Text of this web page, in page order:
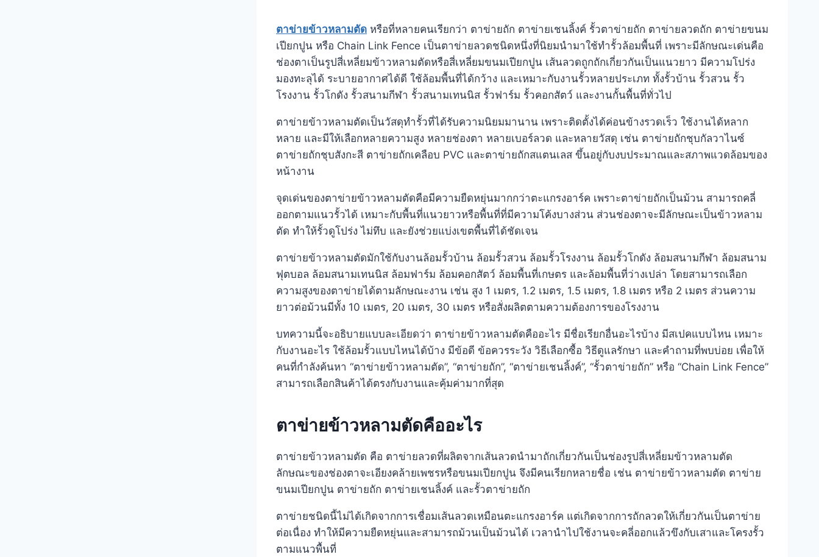
ตาข่ายข้าวหลามตัด หรือที่หลายคนเรียกว่า ตาข่ายถัก ตาข่ายเชนลิ้งค์ รั้วตาข่ายถัก ตาข่ายลวดถัก ตาข่ายขนม
เปียกปูน หรือ Chain Link Fence เป็นตาข่ายลวดชนิดหนึ่งที่นิยมนำมาใช้ทำรั้วล้อมพื้นที่ เพราะมีลักษณะเด่นคือ
ช่องตาเป็นรูปสี่เหลี่ยมข้าวหลามตัดหรือสี่เหลี่ยมขนมเปียกปูน เส้นลวดถูกถักเกี่ยวกันเป็นแนวยาว มีความโปร่ง
มองทะลุได้ ระบายอากาศได้ดี ใช้ล้อมพื้นที่ได้กว้าง และเหมาะกับงานรั้วหลายประเภท ทั้งรั้วบ้าน รั้วสวน รั้ว
โรงงาน รั้วโกดัง รั้วสนามกีฬา รั้วสนามเทนนิส รั้วฟาร์ม รั้วคอกสัตว์ และงานกั้นพื้นที่ทั่วไป
ตาข่ายข้าวหลามตัดเป็นวัสดุทำรั้วที่ได้รับความนิยมมานาน เพราะติดตั้งได้ค่อนข้างรวดเร็ว ใช้งานได้หลาก
หลาย และมีให้เลือกหลายความสูง หลายช่องตา หลายเบอร์ลวด และหลายวัสดุ เช่น ตาข่ายถักชุบกัลวาไนซ์
ตาข่ายถักชุบสังกะสี ตาข่ายถักเคลือบ PVC และตาข่ายถักสแตนเลส ขึ้นอยู่กับงบประมาณและสภาพแวดล้อมของ
หน้างาน
จุดเด่นของตาข่ายข้าวหลามตัดคือมีความยืดหยุ่นมากกว่าตะแกรงอาร์ค เพราะตาข่ายถักเป็นม้วน สามารถคลี่
ออกตามแนวรั้วได้ เหมาะกับพื้นที่แนวยาวหรือพื้นที่ที่มีความโค้งบางส่วน ส่วนช่องตาจะมีลักษณะเป็นข้าวหลาม
ตัด ทำให้รั้วดูโปร่ง ไม่ทึบ และยังช่วยแบ่งเขตพื้นที่ได้ชัดเจน
ตาข่ายข้าวหลามตัดมักใช้กับงานล้อมรั้วบ้าน ล้อมรั้วสวน ล้อมรั้วโรงงาน ล้อมรั้วโกดัง ล้อมสนามกีฬา ล้อมสนาม
ฟุตบอล ล้อมสนามเทนนิส ล้อมฟาร์ม ล้อมคอกสัตว์ ล้อมพื้นที่เกษตร และล้อมพื้นที่ว่างเปล่า โดยสามารถเลือก
ความสูงของตาข่ายได้ตามลักษณะงาน เช่น สูง 1 เมตร, 1.2 เมตร, 1.5 เมตร, 1.8 เมตร หรือ 2 เมตร ส่วนความ
ยาวต่อม้วนมีทั้ง 10 เมตร, 20 เมตร, 30 เมตร หรือสั่งผลิตตามความต้องการของโรงงาน
บทความนี้จะอธิบายแบบละเอียดว่า ตาข่ายข้าวหลามตัดคืออะไร มีชื่อเรียกอื่นอะไรบ้าง มีสเปคแบบไหน เหมาะ
กับงานอะไร ใช้ล้อมรั้วแบบไหนได้บ้าง มีข้อดี ข้อควรระวัง วิธีเลือกซื้อ วิธีดูแลรักษา และคำถามที่พบบ่อย เพื่อให้
คนที่กำลังค้นหา “ตาข่ายข้าวหลามตัด”, “ตาข่ายถัก”, “ตาข่ายเชนลิ้งค์”, “รั้วตาข่ายถัก” หรือ “Chain Link Fence”
สามารถเลือกสินค้าได้ตรงกับงานและคุ้มค่ามากที่สุด
ตาข่ายข้าวหลามตัดคืออะไร
ตาข่ายข้าวหลามตัด คือ ตาข่ายลวดที่ผลิตจากเส้นลวดนำมาถักเกี่ยวกันเป็นช่องรูปสี่เหลี่ยมข้าวหลามตัด
ลักษณะของช่องตาจะเอียงคล้ายเพชรหรือขนมเปียกปูน จึงมีคนเรียกหลายชื่อ เช่น ตาข่ายข้าวหลามตัด ตาข่าย
ขนมเปียกปูน ตาข่ายถัก ตาข่ายเชนลิ้งค์ และรั้วตาข่ายถัก
ตาข่ายชนิดนี้ไม่ได้เกิดจากการเชื่อมเส้นลวดเหมือนตะแกรงอาร์ค แต่เกิดจากการถักลวดให้เกี่ยวกันเป็นตาข่าย
ต่อเนื่อง ทำให้มีความยืดหยุ่นและสามารถม้วนเป็นม้วนได้ เวลานำไปใช้งานจะคลี่ออกแล้วขึงกับเสาและโครงรั้ว
ตามแนวพื้นที่